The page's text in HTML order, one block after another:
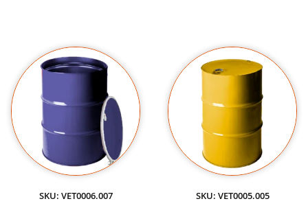
SKU: VET0006.007 SKU: VET0005.005